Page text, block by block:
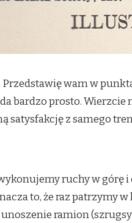
Przedstawię wam w
bardzo prosto.
satysfakcję z samego
ruchy w górę
to, że raz patrzymy
ramion